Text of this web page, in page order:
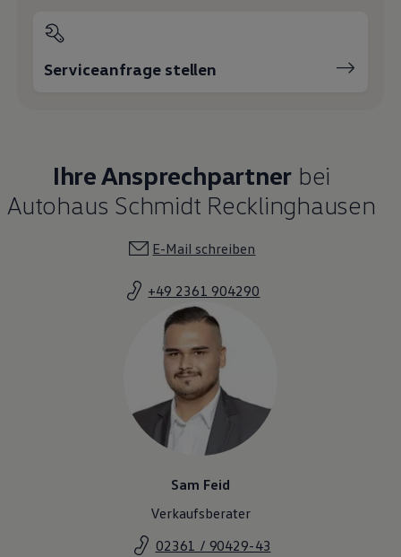
Serviceanfrage stellen
Ihre Ansprechpartner bei
Autohaus Schmidt Recklinghausen
E-Mail schreiben
+49 2361 904290
Sam Feid
Verkaufsberater
02361 / 90429-43